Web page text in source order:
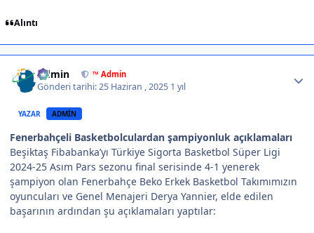
Alıntı
Admin ™ Admin
Gönderi tarihi:25 Haziran , 2025 1 yıl
YAZAR ADMIN
Fenerbahçeli Basketbolculardan şampiyonluk açıklamaları
Beşiktaş Fibabanka’yı Türkiye Sigorta Basketbol Süper Ligi
2024-25 Asım Pars sezonu final serisinde 4-1 yenerek
şampiyon olan Fenerbahçe Beko Erkek Basketbol Takımımızın
oyuncuları ve Genel Menajeri Derya Yannier, elde edilen
başarının ardından şu açıklamaları yaptılar: